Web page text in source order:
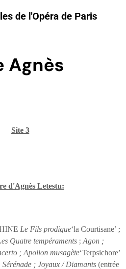
de l'Opéra de Paris
Agnès
d'Agnès Letestu:
Le Fils prodigue‘la Courtisane’ ;
Quatre tempéraments ; Agon ;
; Apollon musagète‘Terpsichore’
; Joyaux / Diamants (entrée